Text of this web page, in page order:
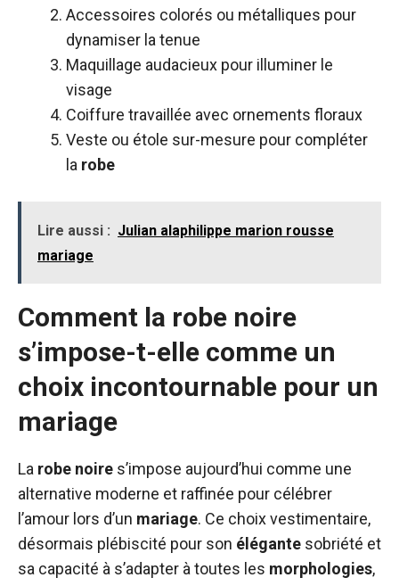
Accessoires colorés ou métalliques pour
dynamiser la tenue
Maquillage audacieux pour illuminer le
visage
Coiffure travaillée avec ornements floraux
Veste ou étole sur-mesure pour compléter
la robe
Lire aussi : Julian alaphilippe marion rousse
mariage
Comment la robe noire
s’impose-t-elle comme un
choix incontournable pour un
mariage
La robe noire s’impose aujourd’hui comme une
alternative moderne et raffinée pour célébrer
l’amour lors d’un mariage. Ce choix vestimentaire,
désormais plébiscité pour son élégante sobriété et
sa capacité à s’adapter à toutes les morphologies,